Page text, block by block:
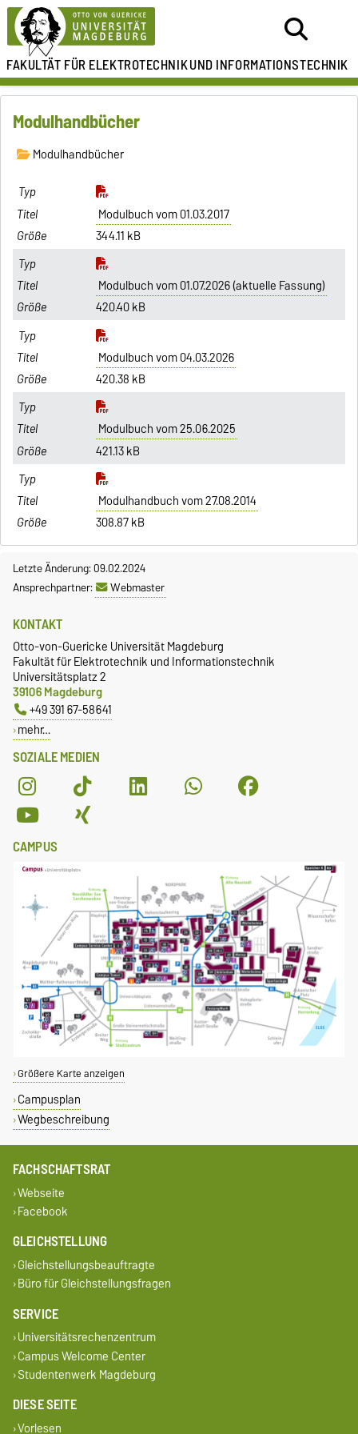
FAKULTÄT FÜR ELEKTROTECHNIKUND INFORMATIONSTECHNIK
Modulhandbücher
Modulhandbücher
Modulbuch vom 01.03.2017
344.11 kB
Modulbuch vom 01.07.2026 (aktuelle Fassung)
420.40 kB
Modulbuch vom 04.03.2026
420.38 kB
Modulbuch vom 25.06.2025
421.13 kB
Modulhandbuch vom 27.08.2014
308.87 kB
Letzte Änderung: 09.02.2024
Ansprechpartner:
Webmaster
SOZIALE MEDIEN
KONTAKT
Otto-von-Guericke Universität Magdeburg
Fakultät für Elektrotechnik und Informationstechnik
Universitätsplatz 2
39106 Magdeburg
+49 391 67-58641
mehr…
CAMPUS
Größere Karte anzeigen
Campusplan
Wegbeschreibung
FACHSCHAFTSRAT
Webseite
Facebook
GLEICHSTELLUNG
Gleichstellungsbeauftragte
Büro für Gleichstellungsfragen
SERVICE
Universitätsrechenzentrum
Campus Welcome Center
Studentenwerk Magdeburg
DIESE SEITE
Vorlesen